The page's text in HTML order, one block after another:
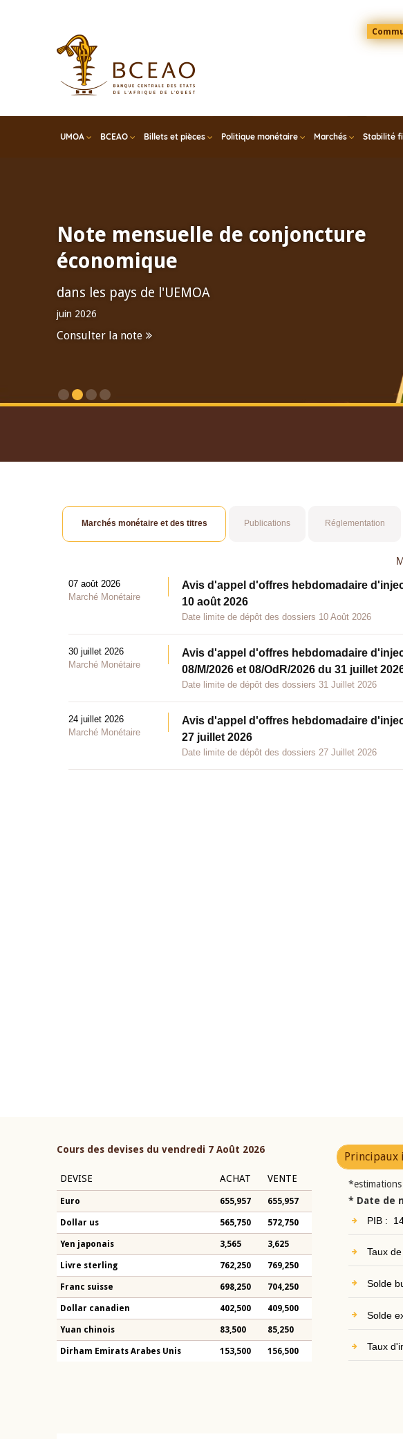
Menu
Top
UMOA BCEAO Billets et pièces Politique monétaire Marchés Stabilité
Note mensuelle de conjoncture
économique
dans les pays de l'UEMOA
juin 2026
Consulter la note
Marchés monétaire et des titres Publications Réglementation
07 août 2026
Marché Monétaire
Avis d'appel d'offres hebdomadaire
10 août 2026
Date limite de dépôt des dossiers 10 Août 2026
30 juillet 2026
Marché Monétaire
Avis d'appel d'offres hebdomadaire
08/M/2026 et 08/OdR/2026 du 31 juillet
Date limite de dépôt des dossiers 31 Juillet 2026
24 juillet 2026
Marché Monétaire
Avis d'appel d'offres hebdomadaire
27 juillet 2026
Date limite de dépôt des dossiers 27 Juillet 2026
Cours des devises du vendredi 7 Août 2026
DEVISE ACHAT VENTE
Euro 655,957 655,957
Dollar us 565,750 572,750
Yen japonais 3,565 3,625
Livre sterling 762,250 769,250
Franc suisse 698,250 704,250
Dollar canadien 402,500 409,500
Yuan chinois 83,500 85,250
Dirham Emirats Arabes Unis 153,500 156,500
Principaux
* Date de
PIB :
Taux
Solde
Solde
Taux